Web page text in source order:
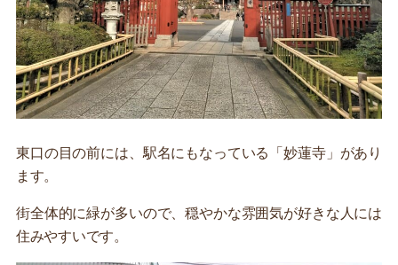
東口の目の前には、駅名にもなっている「妙蓮寺」があり
ます。
街全体的に緑が多いので、穏やかな雰囲気が好きな人には
住みやすいです。